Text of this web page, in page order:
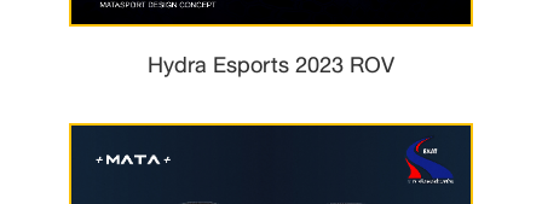
Hydra Esports 2023 ROV